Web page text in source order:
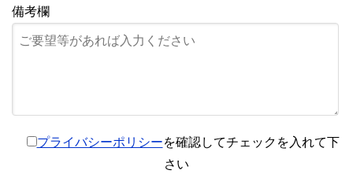
備考欄
プライバシーポリシーを確認してチェックを入れて下
さい